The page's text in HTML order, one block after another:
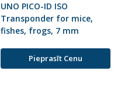
UNO PICO-ID ISO
Transponder for mice,
fishes, frogs, 7 mm
Pieprasīt Cenu